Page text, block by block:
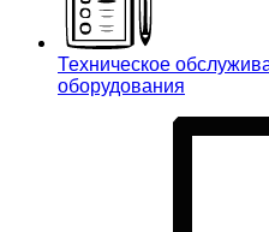
Техническое
оборудования